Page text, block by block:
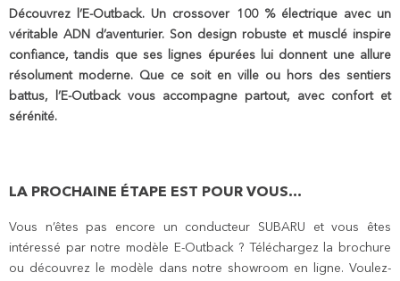
Découvrez l’E-Outback. Un crossover 100 % électrique avec un
véritable ADN d’aventurier. Son design robuste et musclé inspire
confiance, tandis que ses lignes épurées lui donnent une allure
résolument moderne. Que ce soit en ville ou hors des sentiers
battus, l’E-Outback vous accompagne partout, avec confort et
sérénité.
LA PROCHAINE ÉTAPE EST POUR VOUS...
Vous n’êtes pas encore un conducteur SUBARU et vous êtes
intéressé par notre modèle E-Outback ? Téléchargez la brochure
ou découvrez le modèle dans notre showroom en ligne. Voulez-